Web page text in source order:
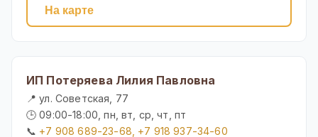
На карте
ИП Потеряева Лилия Павловна
📍 ул. Советская, 77
🕒 09:00-18:00, пн, вт, ср, чт, пт
📞 +7 908 689-23-68, +7 918 937-34-60